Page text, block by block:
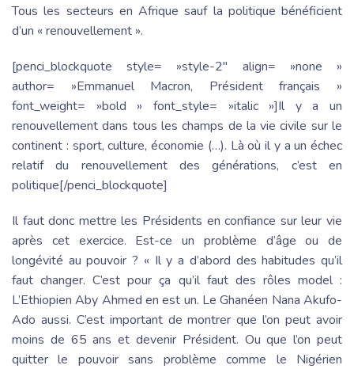
Tous les secteurs en Afrique sauf la politique bénéficient
d’un « renouvellement ».
[penci_blockquote style= »style-2″ align= »none »
author= »Emmanuel Macron, Président français »
font_weight= »bold » font_style= »italic »]Il y a un
renouvellement dans tous les champs de la vie civile sur le
continent : sport, culture, économie (…). Là où il y a un échec
relatif du renouvellement des générations, c’est en
politique[/penci_blockquote]
Il faut donc mettre les Présidents en confiance sur leur vie
après cet exercice. Est-ce un problème d’âge ou de
longévité au pouvoir ? « Il y a d’abord des habitudes qu’il
faut changer. C’est pour ça qu’il faut des rôles model :
L’Ethiopien Aby Ahmed en est un. Le Ghanéen Nana Akufo-
Ado aussi. C’est important de montrer que l’on peut avoir
moins de 65 ans et devenir Président. Ou que l’on peut
quitter le pouvoir sans problème comme le Nigérien